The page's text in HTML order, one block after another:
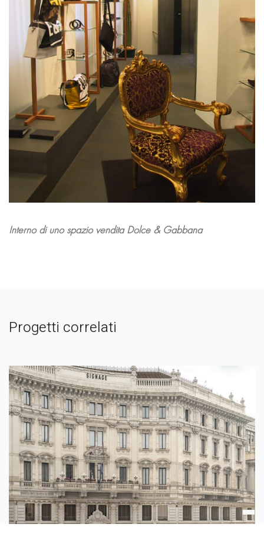
Interno di uno spazio vendita Dolce & Gabbana
Progetti correlati